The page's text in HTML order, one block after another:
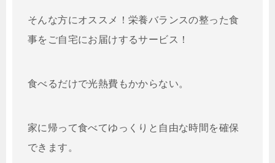
そんな方にオススメ！栄養バランスの整った食
事をご自宅にお届けするサービス！
食べるだけで光熱費もかからない。
家に帰って食べてゆっくりと自由な時間を確保
できます。